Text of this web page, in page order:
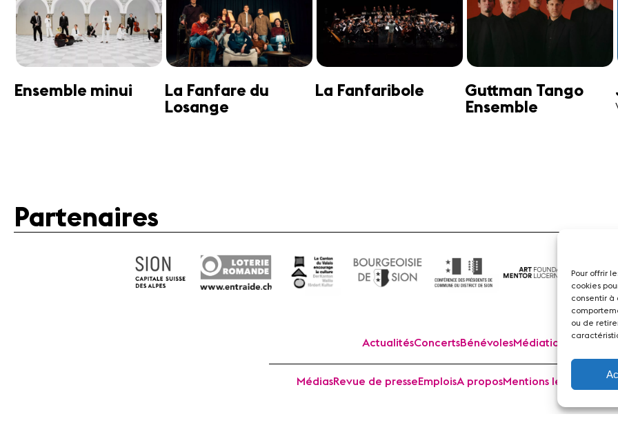
Pour offrir
cookies
consentir à
ou de
Guttman Tango
Janine Jansen
Violon
Jonathan Swensen
José-Daniel
Castellon
Partenaires
ActualitésConcertsBénévolesMédiation
MédiasRevue de presseEmploisA proposMentions légales